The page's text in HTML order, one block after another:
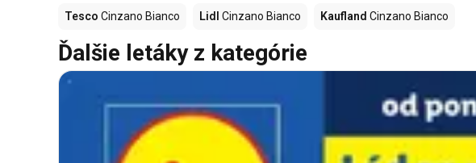
Tesco Cinzano Bianco Lidl Cinzano Bianco Kaufland Cinzano Bianco
Ďalšie letáky z kategórie